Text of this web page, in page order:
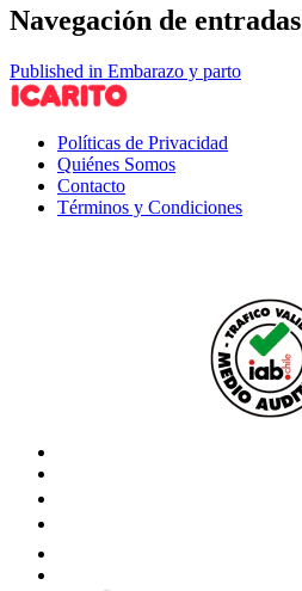
Navegación de entradas
Published in Embarazo y parto
Políticas de Privacidad
Quiénes Somos
Contacto
Términos y Condiciones